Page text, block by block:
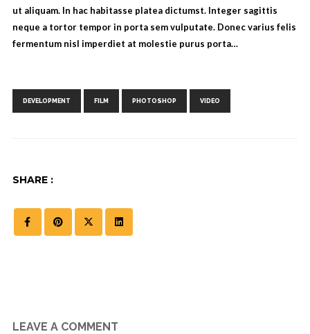
ut aliquam. In hac habitasse platea dictumst. Integer sagittis
neque a tortor tempor in porta sem vulputate. Donec varius felis
fermentum nisl imperdiet at molestie purus porta…
DEVELOPMENT FILM PHOTOSHOP VIDEO
SHARE :
LEAVE A COMMENT